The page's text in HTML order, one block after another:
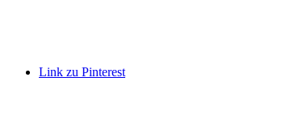
Link zu Pinterest